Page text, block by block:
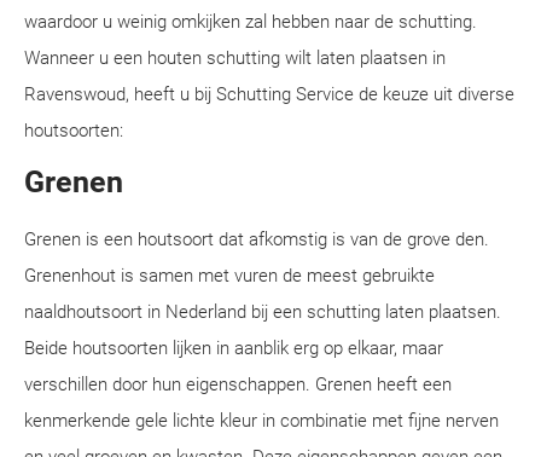
waardoor u weinig omkijken zal hebben naar de schutting.
Wanneer u een houten schutting wilt laten plaatsen in
Ravenswoud, heeft u bij Schutting Service de keuze uit diverse
houtsoorten:
Grenen
Grenen is een houtsoort dat afkomstig is van de grove den.
Grenenhout is samen met vuren de meest gebruikte
naaldhoutsoort in Nederland bij een schutting laten plaatsen.
Beide houtsoorten lijken in aanblik erg op elkaar, maar
verschillen door hun eigenschappen. Grenen heeft een
kenmerkende gele lichte kleur in combinatie met fijne nerven